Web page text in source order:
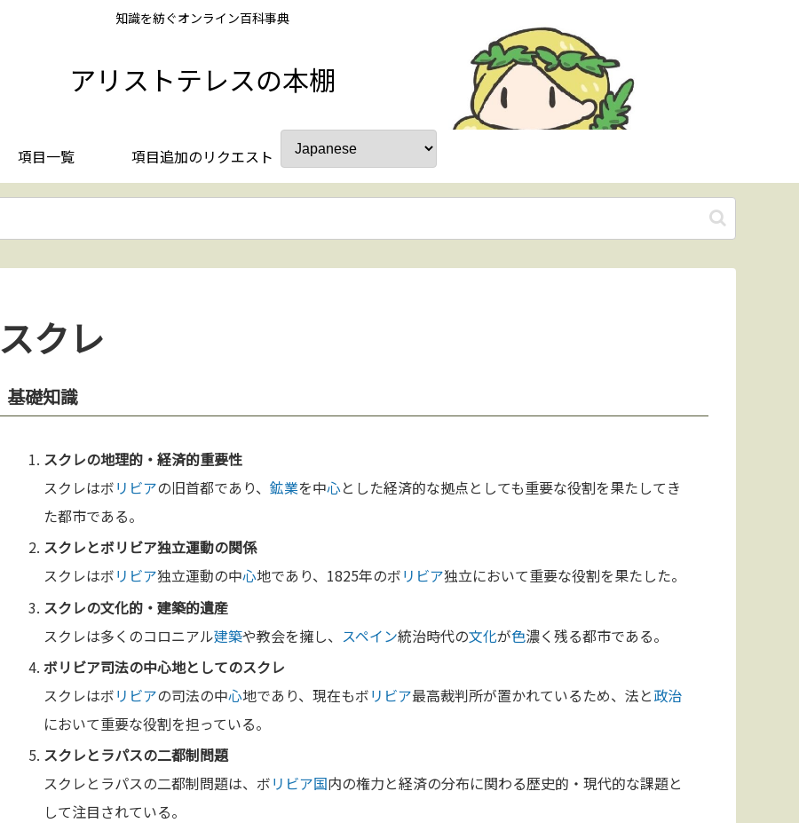
知識を紡ぐオンライン百科事典
アリストテレスの本棚
項目一覧 項目追加のリクエスト
スクレ
基礎知識
スクレの地理的・経済的重要性
スクレはボリビアの旧首都であり、鉱業を中心とした経済的な拠点としても重要な役割を果たしてき
た都市である。
スクレとボリビア独立運動の関係
スクレはボリビア独立運動の中心地であり、1825年のボリビア独立において重要な役割を果たした。
スクレの文化的・建築的遺産
スクレは多くのコロニアル建築や教会を擁し、 スペイン統治時代の文化が色濃く残る都市である。
ボリビア司法の中心地としてのスクレ
スクレはボリビアの司法の中心地であり、現在もボリビア最高裁判所が置かれているため、法と政治
において重要な役割を担っている。
スクレとラパスの二都制問題
スクレとラパスの二都制問題は、ボリビア国内の権力と経済の分布に関わる歴史的・現代的な課題と
して注目されている。